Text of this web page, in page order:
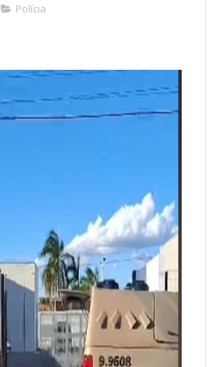
Polícia